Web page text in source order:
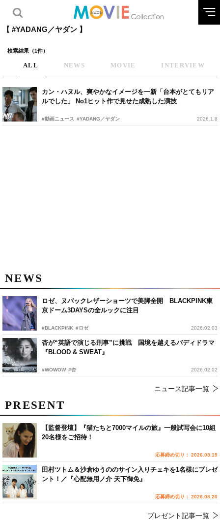
【 #YADANG／ヤダン 】
検索結果（1件）
ALL NEWS MOVIE INTERVIEW
カン・ハヌル、爽やかなイメージを一新「台本がとてもリア
ルでした」 No1ヒット作で見せた成熟した演技
#動画ニュース #YADANG／ヤダン 2026.1.8
NEWS
ロゼ、ヌバックレザーショーツで美脚全開 BLACKPINK東
京ドーム3DAYSの全ルックに注目
#BLACKPINK #ロゼ 2026.02.03
杏が“英語で演じる刑事”に挑戦 国境を越えるバディドラマ
『BLOOD & SWEAT』
#WOWOW #杏 2026.02.02
ニュース記事一覧
PRESENT
【監督登壇】『猫たちと7000マイルの旅』一般試写会に10組
20名様をご招待！
応募締め切り： 2026.08.15
田村ツトム＆沙倉ゆうののサイン入りチェキを1名様にプレゼ
ント！／『心配無用ノ介 天下御免』
応募締め切り： 2026.08.20
プレゼント記事一覧